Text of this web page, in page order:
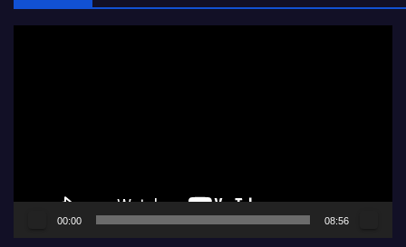
00:00 08:56